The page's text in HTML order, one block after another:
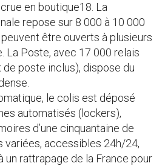
en boutique18. La
repose sur 8 000 à 10 000
être ouverts à plusieurs
La Poste, avec 17 000 relais
de poste inclus), dispose du
le colis est déposé
automatisés (lockers),
d’une cinquantaine de
variées, accessibles 24h/24,
un rattrapage de la France pour